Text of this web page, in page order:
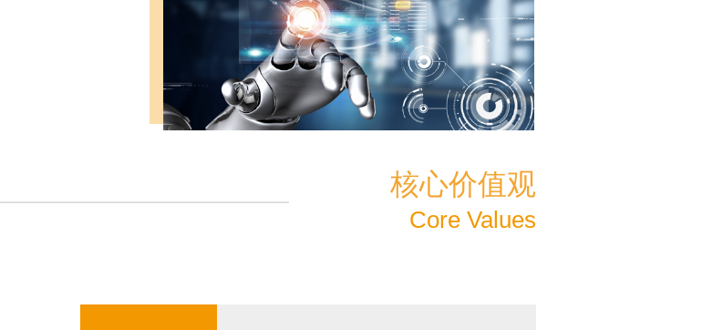
核心价值观
Core Values